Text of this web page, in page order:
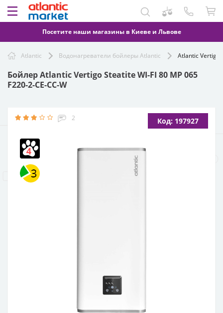
Посетите наши магазины в Киеве и Львове
Atlantic Водонагреватели бойлеры Atlantic Atlantic Vertigo
Бойлер Atlantic Vertigo Steatite WI-FI 80 MP 065
F220-2-CE-CC-W
2 Код: 197927